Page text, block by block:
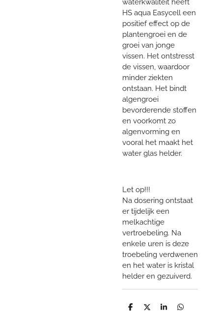
HS aqua Easycell een
positief effect op de
plantengroei en de
groei van jonge
vissen. Het ontstresst
de vissen, waardoor
minder ziekten
ontstaan. Het bindt
algengroei
bevorderende stoffen
en voorkomt zo
algenvorming en
vooral het maakt het
water glas helder.
Let op!!!
Na dosering ontstaat
er tijdelijk een
melkachtige
vertroebeling. Na
enkele uren is deze
troebeling verdwenen
en het water is kristal
helder en gezuiverd.
D
D
S
D